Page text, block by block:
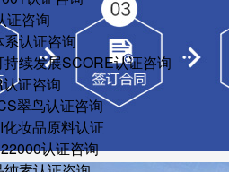
证咨询
系认证咨询
持续发展SCORE认证咨询
证咨询
翠鸟认证咨询
妆品原料认证
认证咨询